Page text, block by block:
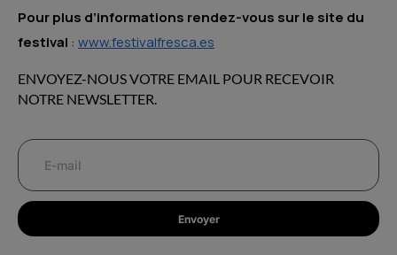
Pour plus d’informations rendez-vous sur le site du
festival : www.festivalfresca.es
ENVOYEZ-NOUS VOTRE EMAIL POUR RECEVOIR
NOTRE NEWSLETTER.
Envoyer